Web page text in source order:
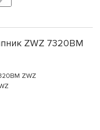
ZWZ 7320BM
ZWZ